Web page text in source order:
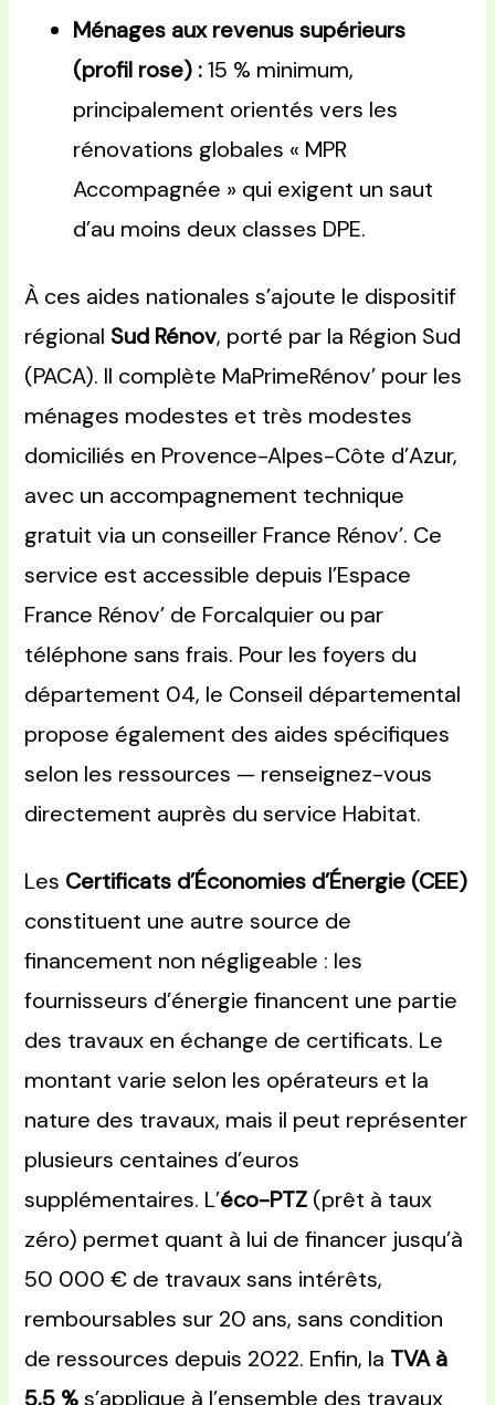
Ménages aux revenus supérieurs
(profil rose) :15 % minimum,
principalement orientés vers les
rénovations globales « MPR
Accompagnée » qui exigent un saut
d’au moins deux classes DPE.
À ces aides nationales s’ajoute le dispositif
régional Sud Rénov, porté par la Région Sud
(PACA). Il complète MaPrimeRénov’ pour les
ménages modestes et très modestes
domiciliés en Provence-Alpes-Côte d’Azur,
avec un accompagnement technique
gratuit via un conseiller France Rénov’. Ce
service est accessible depuis l’Espace
France Rénov’ de Forcalquier ou par
téléphone sans frais. Pour les foyers du
département 04, le Conseil départemental
propose également des aides spécifiques
selon les ressources — renseignez-vous
directement auprès du service Habitat.
Les Certificats d’Économies d’Énergie (CEE)
constituent une autre source de
financement non négligeable : les
fournisseurs d’énergie financent une partie
des travaux en échange de certificats. Le
montant varie selon les opérateurs et la
nature des travaux, mais il peut représenter
plusieurs centaines d’euros
supplémentaires. L’éco-PTZ (prêt à taux
zéro) permet quant à lui de financer jusqu’à
50 000 € de travaux sans intérêts,
remboursables sur 20 ans, sans condition
de ressources depuis 2022. Enfin, la TVA à
5,5 %s’applique à l’ensemble des travaux